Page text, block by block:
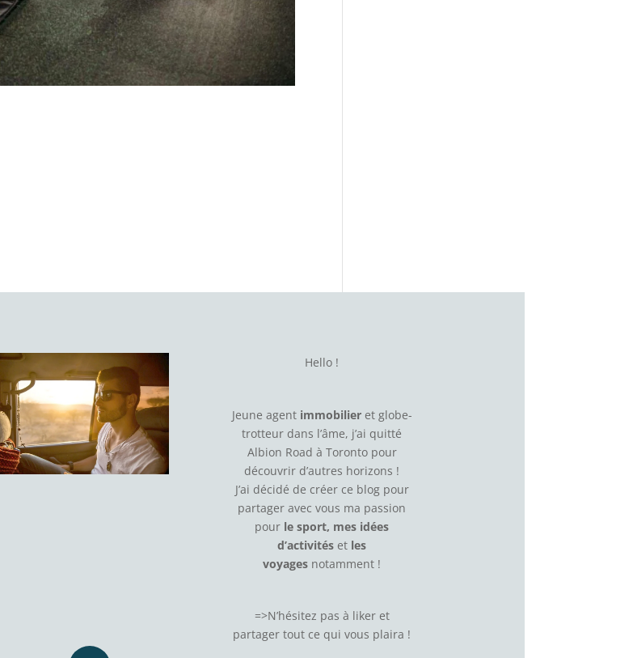
Hello !
Jeune agent immobilieret globe-
trotteur dans l’âme, j’ai quitté
Albion Road à Toronto pour
découvrir d’autres horizons !
J’ai décidé de créer ce blog pour
partager avec vous ma passion
pour le sport, mes idées
d’activités et les
voyages notamment !
=>N’hésitez pas à likeret
partager tout ce qui vous plaira !